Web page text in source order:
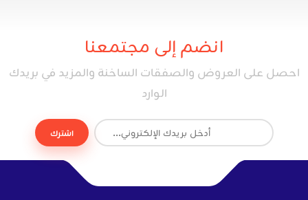
انضم إلى مجتمعنا
احصل على العروض والصفقات الساخنة والمزيد في بريدك
الوارد
اشترك